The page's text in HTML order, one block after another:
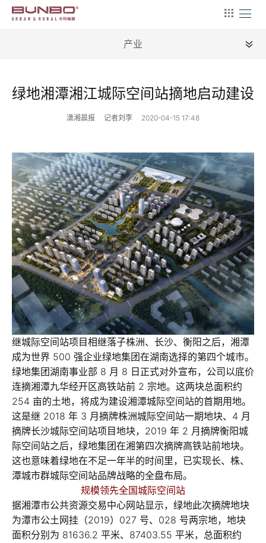
产业
新闻
地理
产业
文艺
营销
文案
绿地湘潭湘江城际空间站摘地启动建设
潇湘晨报 记者刘李 2020-04-15 17:48
继城际空间站项目相继落子株洲、长沙、衡阳之后，湘潭
成为世界 500 强企业绿地集团在湖南选择的第四个城市。
绿地集团湖南事业部 8 月 8 日正式对外宣布，公司以底价
连摘湘潭九华经开区高铁站前 2 宗地。这两块总面积约
254 亩的土地，将成为建设湘潭城际空间站的首期用地。
这是继 2018 年 3 月摘牌株洲城际空间站一期地块、4 月
摘牌长沙城际空间站项目地块，2019 年 2 月摘牌衡阳城
际空间站之后，绿地集团在湘第四次摘牌高铁站前地块。
这也意味着绿地在不足一年半的时间里，已实现长、株、
潭城市群城际空间站品牌战略的全盘布局。
规模领先全国城际空间站
据湘潭市公共资源交易中心网站显示，绿地此次摘牌地块
为潭市公土网挂（2019）027 号、028 号两宗地，地块
面积分别为 81636.2 平米、87403.55 平米，总面积约